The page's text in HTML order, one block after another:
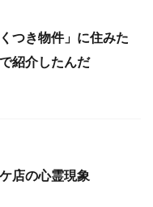
つき物件」に住みた
紹介したんだ
店の心霊現象